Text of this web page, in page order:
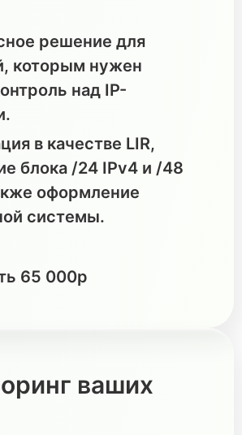
решение для
которым нужен
над IP-
в качестве LIR,
блока /24 IPv4 и /48
оформление
системы.
65 000р
ваших